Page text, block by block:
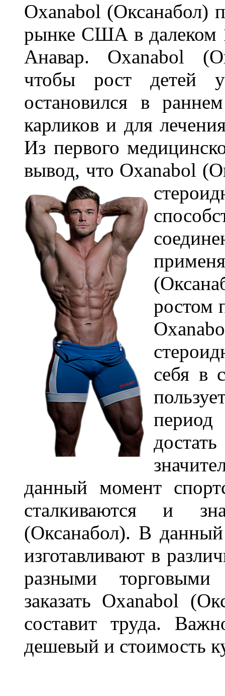
Oxanabol (Оксанабол)
рынке США в далеком
Анавар. Oxanabol
чтобы рост детей
остановился в
карликов и для
Из первого
вывод, что Oxanabol
ростом
себя в
данный момент
сталкиваются и
(Оксанабол). В
изготавливают в
разными торговыми
заказать Oxanabol
составит труда.
дешевый и стоимость